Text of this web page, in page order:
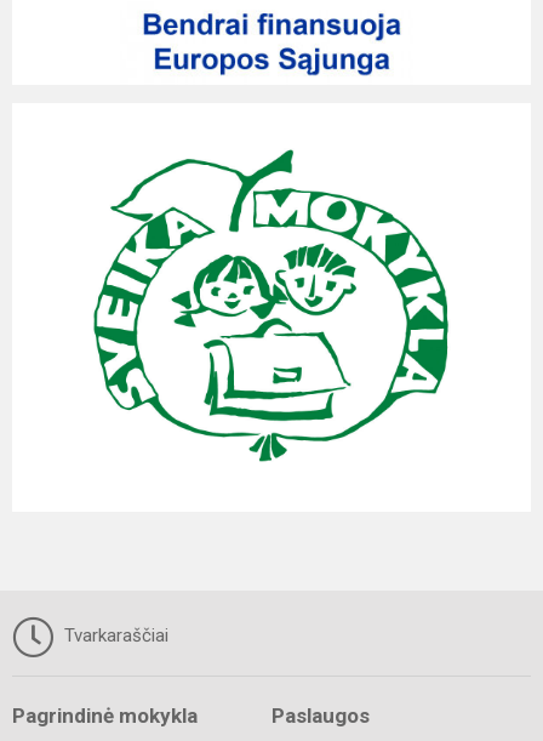
Tvarkaraščiai
Pagrindinė mokykla Paslaugos